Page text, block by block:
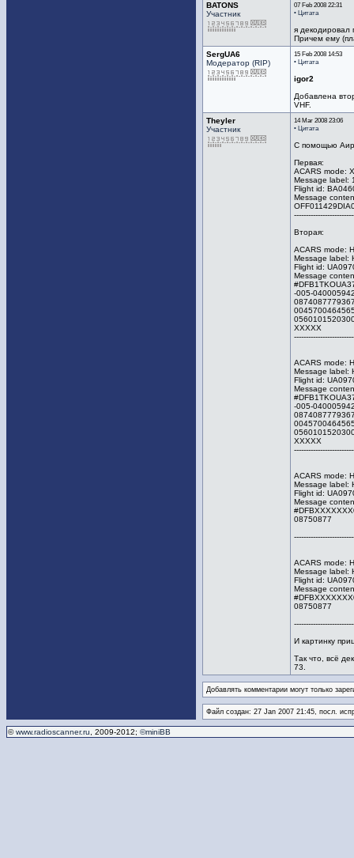
BATONS
Участник
07 Feb 2008 22:31
• Цитата
я декодировал
Причем ему
SergUA6
Модератор (RIP)
15 Feb 2008 14:53
• Цитата
igor2
Добавлена
VHF.
Theyler
Участник
14 Mar 2008 23:06
• Цитата
С помощью
Первая:
ACARS mode:
Message label:
Flight id:
Message
Вторая:
ACARS mode:
Message label:
Flight id:
Message
-005-
XXXXX
ACARS mode:
Message label:
Flight id:
Message
-005-
XXXXX
ACARS mode:
Message label:
Flight id:
Message
08750877
ACARS mode:
Message label:
Flight id:
Message
08750877
И картинку
Так что, всё
73.
Добавлять комментарии могут только
Файл создан: 27 Jan 2007 21:45, посл.
©www.radioscanner.ru , 2009-2012; ©miniBB